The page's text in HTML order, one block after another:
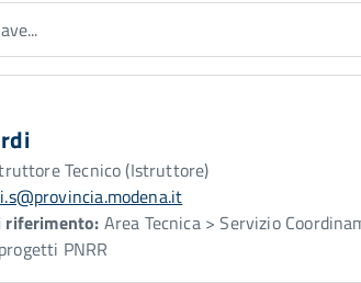
Tecnico (Istruttore)
Area Tecnica > Servizio
PNRR